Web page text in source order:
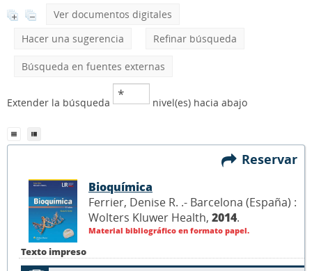
Ver documentos digitales
Hacer una sugerencia
Refinar búsqueda
Búsqueda en fuentes externas
Extender la búsqueda nivel(es) hacia abajo
Reservar
Texto impreso
Bioquímica
Ferrier, Denise R. .- Barcelona (España) :
Wolters Kluwer Health, 2014.
Material bibliográfico en formato papel.